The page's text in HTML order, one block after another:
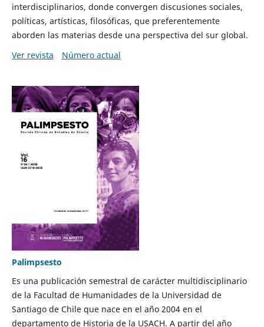
interdisciplinarios, donde convergen discusiones sociales,
políticas, artísticas, filosóficas, que preferentemente
aborden las materias desde una perspectiva del sur global.
Ver revista
Número actual
Palimpsesto
Es una publicación semestral de carácter multidisciplinario
de la Facultad de Humanidades de la Universidad de
Santiago de Chile que nace en el año 2004 en el
departamento de Historia de la USACH. A partir del año